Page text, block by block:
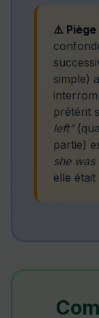
⚠️ Piège
simple)
prétérit
left"
partie)
she
elle